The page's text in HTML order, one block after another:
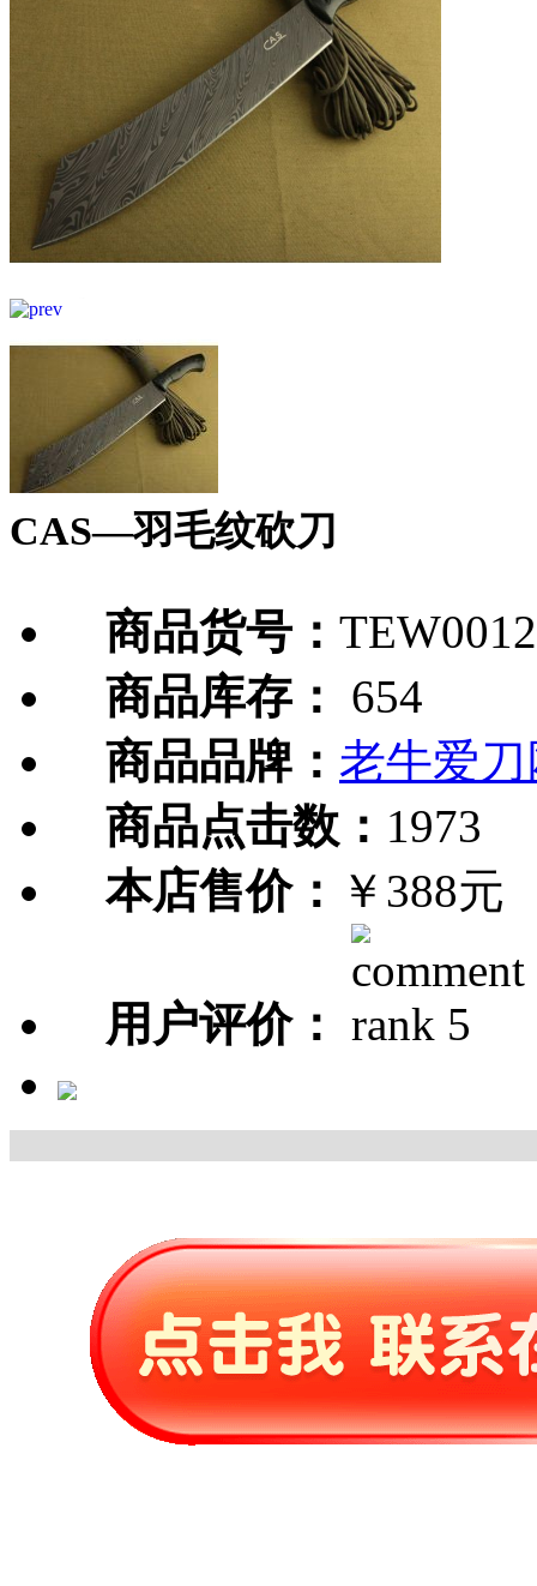
CAS—羽毛纹砍刀
商品货号：
商品库存：
654
商品品牌： 老牛爱刀
商品点击数： 1973
本店售价： ￥388元
用户评价：